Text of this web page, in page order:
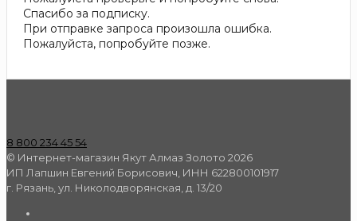
Спасибо за подписку.
При отправке запроса произошла ошибка.
Пожалуйста, попробуйте позже.
8 800 234 45 54
© Интернет-магазин Якут Алмаз Золото 2026
ИП Лапшин Евгений Борисович, ИНН 622800101917
г. Рязань, ул. Николодворянская, д. 13/20